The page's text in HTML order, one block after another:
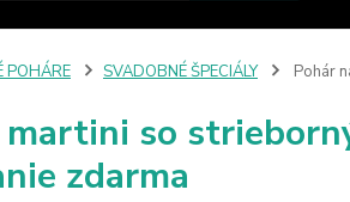
POHÁRE SVADOBNÉ ŠPECIÁLY Pohár
martini so
zdarma